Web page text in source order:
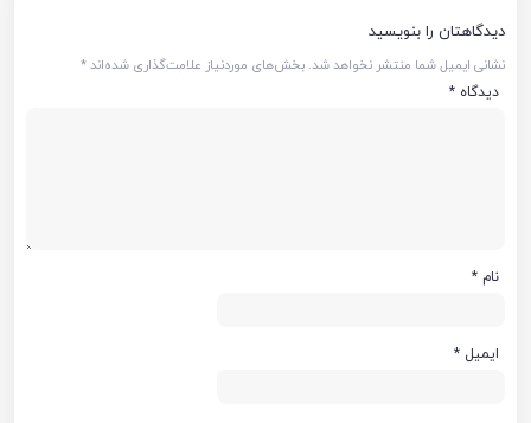
دیدگاهتان را بنویسید
نشانی ایمیل شما منتشر نخواهد شد. بخش‌های موردنیاز علامت‌گذاری شده‌اند*
دیدگاه *
نام *
ایمیل *